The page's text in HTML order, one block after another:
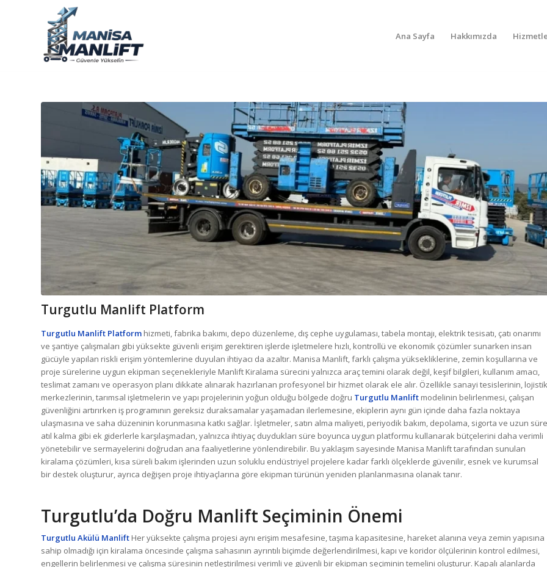
Ana Sayfa Hakkımızda
Turgutlu Manlift Platform
Turgutlu Manlift Platform hizmeti, fabrika bakımı, depo düzenleme, dış cephe uygulaması, tabela montajı, elektrik tesisatı, çatı onarımı
ve şantiye çalışmaları gibi yüksekte güvenli erişim gerektiren işlerde işletmelere hızlı, kontrollü ve ekonomik çözümler sunarken insan
gücüyle yapılan riskli erişim yöntemlerine duyulan ihtiyacı da azaltır. Manisa Manlift, farklı çalışma yüksekliklerine, zemin koşullarına ve
proje sürelerine uygun ekipman seçenekleriyle Manlift Kiralama sürecini yalnızca araç temini olarak değil, keşif bilgileri, kullanım amacı,
teslimat zamanı ve operasyon planı dikkate alınarak hazırlanan profesyonel bir hizmet olarak ele alır. Özellikle sanayi tesislerinin, lojistik
merkezlerinin, tarımsal işletmelerin ve yapı projelerinin yoğun olduğu bölgede doğru Turgutlu Manlift modelinin belirlenmesi, çalışan
güvenliğini artırırken iş programının gereksiz duraksamalar yaşamadan ilerlemesine, ekiplerin aynı gün içinde daha fazla noktaya
ulaşmasına ve saha düzeninin korunmasına katkı sağlar. İşletmeler, satın alma maliyeti, periyodik bakım, depolama, sigorta ve uzun süre
atıl kalma gibi ek giderlerle karşılaşmadan, yalnızca ihtiyaç duydukları süre boyunca uygun platformu kullanarak bütçelerini daha verimli
yönetebilir ve sermayelerini doğrudan ana faaliyetlerine yönlendirebilir. Bu yaklaşım sayesinde Manisa Manlift tarafından sunulan
kiralama çözümleri, kısa süreli bakım işlerinden uzun soluklu endüstriyel projelere kadar farklı ölçeklerde güvenilir, esnek ve kurumsal
bir destek oluşturur, ayrıca değişen proje ihtiyaçlarına göre ekipman türünün yeniden planlanmasına olanak tanır.
Turgutlu’da Doğru Manlift Seçiminin Önemi
Turgutlu Akülü Manlift Her yüksekte çalışma projesi aynı erişim mesafesine, taşıma kapasitesine, hareket alanına veya zemin yapısına
sahip olmadığı için kiralama öncesinde çalışma sahasının ayrıntılı biçimde değerlendirilmesi, kapı ve koridor ölçülerinin kontrol edilmesi,
engellerin belirlenmesi ve çalışma süresinin netleştirilmesi verimli ve güvenli bir ekipman seçiminin temelini oluşturur. Kapalı alanlarda